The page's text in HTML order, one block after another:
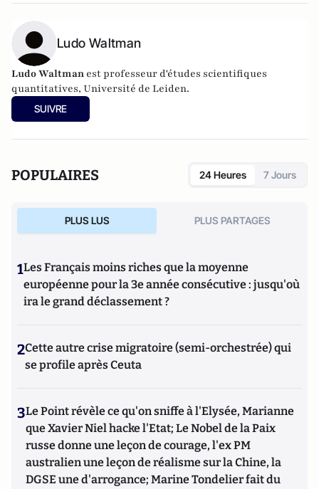
Ludo Waltman
Ludo Waltman est professeur d'études scientifiques
quantitatives, Université de Leiden.
SUIVRE
POPULAIRES 24 Heures 7 Jours
PLUS LUS PLUS PARTAGES
1Les Français moins riches que la moyenne
européenne pour la 3e année consécutive : jusqu'où
ira le grand déclassement ?
2Cette autre crise migratoire (semi-orchestrée) qui
se profile après Ceuta
3Le Point révèle ce qu'on sniffe à l'Elysée, Marianne
que Xavier Niel hacke l'Etat; Le Nobel de la Paix
russe donne une leçon de courage, l'ex PM
australien une leçon de réalisme sur la Chine, la
DGSE une d'arrogance; Marine Tondelier fait du